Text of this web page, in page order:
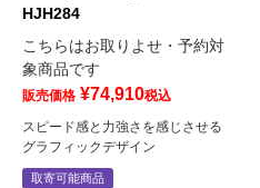
HJH284
こちらはお取りよせ・予約対
象商品です
販売価格 ¥74,910税込
スピード感と力強さを感じさせる
グラフィックデザイン
取寄可能商品